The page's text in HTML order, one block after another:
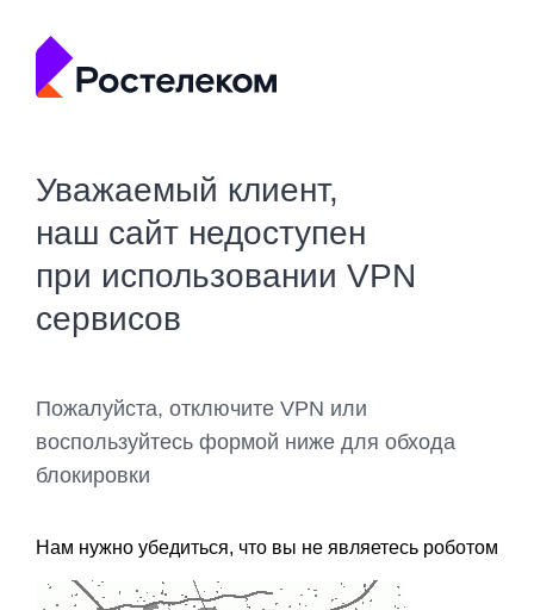
Уважаемый клиент,
наш сайт недоступен
при использовании VPN
сервисов
Пожалуйста, отключите VPN или
воспользуйтесь формой ниже для обхода
блокировки
Нам нужно убедиться, что вы не являетесь роботом